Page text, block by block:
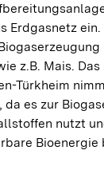
Erdgasnetz
z.B. Mais.
Türkheim
es zur
nutzt